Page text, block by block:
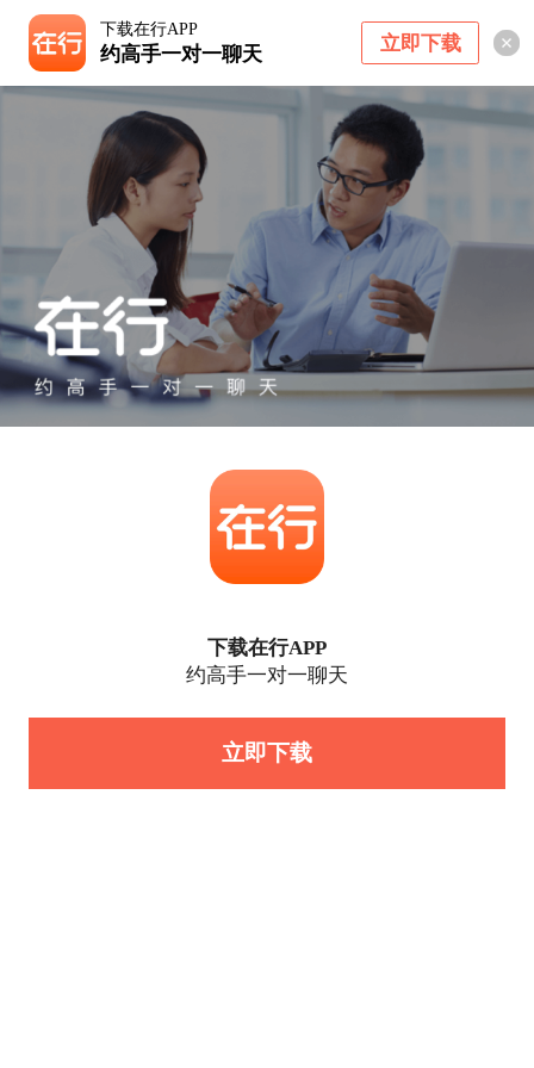
下载在行APP
约高手一对一聊天 立即下载
下载在行APP
约高手一对一聊天
立即下载